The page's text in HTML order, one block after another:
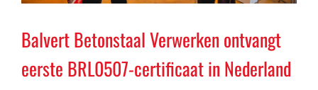
Balvert Betonstaal Verwerken ontvangt
eerste BRL0507-certificaat in Nederland